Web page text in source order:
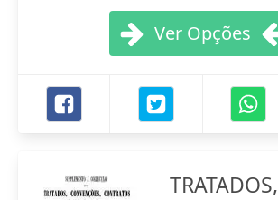
Ver Opções
TRATADOS,